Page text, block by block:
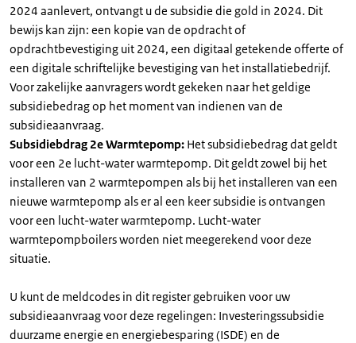
2024 aanlevert, ontvangt u de subsidie die gold in 2024. Dit
bewijs kan zijn: een kopie van de opdracht of
opdrachtbevestiging uit 2024, een digitaal getekende offerte of
een digitale schriftelijke bevestiging van het installatiebedrijf.
Voor zakelijke aanvragers wordt gekeken naar het geldige
subsidiebedrag op het moment van indienen van de
subsidieaanvraag.
Subsidiebdrag 2e Warmtepomp: Het subsidiebedrag dat geldt
voor een 2e lucht-water warmtepomp. Dit geldt zowel bij het
installeren van 2 warmtepompen als bij het installeren van een
nieuwe warmtepomp als er al een keer subsidie is ontvangen
voor een lucht-water warmtepomp. Lucht-water
warmtepompboilers worden niet meegerekend voor deze
situatie.
U kunt de meldcodes in dit register gebruiken voor uw
subsidieaanvraag voor deze regelingen: Investeringssubsidie
duurzame energie en energiebesparing (ISDE) en de